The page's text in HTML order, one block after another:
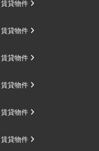
賃貸物件
賃貸物件
賃貸物件
賃貸物件
賃貸物件
賃貸物件